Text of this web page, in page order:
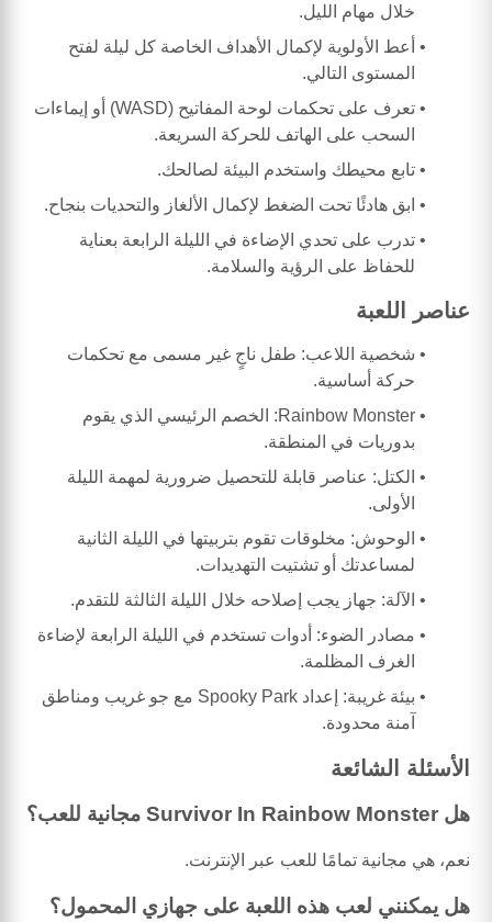
خلال مهام الليل.
أعط الأولوية لإكمال الأهداف الخاصة كل ليلة لفتح
المستوى التالي.
تعرف على تحكمات لوحة المفاتيح (WASD) أو إيماءات
السحب على الهاتف للحركة السريعة.
تابع محيطك واستخدم البيئة لصالحك.
ابق هادئًا تحت الضغط لإكمال الألغاز والتحديات بنجاح.
تدرب على تحدي الإضاءة في الليلة الرابعة بعناية
للحفاظ على الرؤية والسلامة.
عناصر اللعبة
شخصية اللاعب: طفل ناجٍ غير مسمى مع تحكمات
حركة أساسية.
Rainbow Monster: الخصم الرئيسي الذي يقوم
بدوريات في المنطقة.
الكتل: عناصر قابلة للتحصيل ضرورية لمهمة الليلة
الأولى.
الوحوش: مخلوقات تقوم بتربيتها في الليلة الثانية
لمساعدتك أو تشتيت التهديدات.
الآلة: جهاز يجب إصلاحه خلال الليلة الثالثة للتقدم.
مصادر الضوء: أدوات تستخدم في الليلة الرابعة لإضاءة
الغرف المظلمة.
بيئة غريبة: إعداد Spooky Park مع جو غريب ومناطق
آمنة محدودة.
الأسئلة الشائعة
هل Survivor In Rainbow Monster مجانية للعب؟
نعم، هي مجانية تمامًا للعب عبر الإنترنت.
هل يمكنني لعب هذه اللعبة على جهازي المحمول؟